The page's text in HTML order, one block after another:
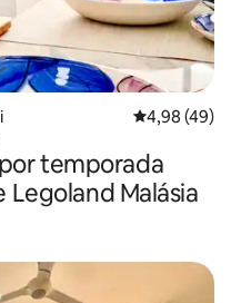
4,98 de uma
4,98 (49)
temporada
Malásia